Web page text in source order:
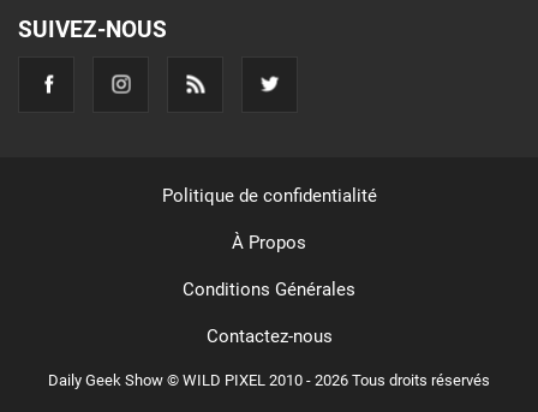
SUIVEZ-NOUS
Daily Geek Show © WILD PIXEL 2010 - 2026 Tous droits réservés
Politique de confidentialité
À Propos
Conditions Générales
Contactez-nous